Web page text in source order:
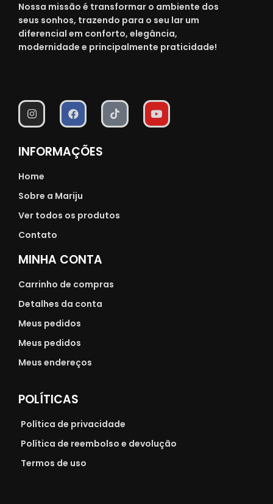
Nossa missão é transformar o ambiente dos
seus sonhos, trazendo para o seu lar um
diferencial em conforto, elegância,
modernidade e principalmente praticidade!
INFORMAÇÕES
Home
Sobre a Mariju
Ver todos os produtos
Contato
MINHA CONTA
Carrinho de compras
Detalhes da conta
Meus pedidos
Meus pedidos
Meus endereços
POLÍTICAS
Política de privacidade
Política de reembolso e devolução
Termos de uso